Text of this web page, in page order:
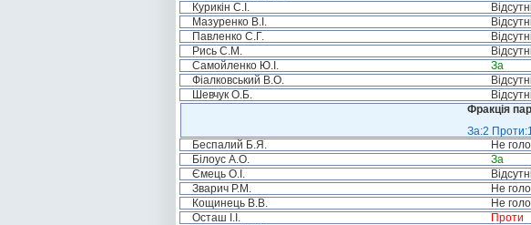
Курикін С.І.
Мазуренко В.І.
Павленко С.Г.
Рись С.М.
Самойленко Ю.І.
За
Фіалковський В.О.
Шевчук О.Б.
Фракція
За:2
Беспалий Б.Я.
Не
Білоус А.О.
За
Ємець О.І.
Зварич Р.М.
Не
Кощинець В.В.
Не
Осташ І.І.
Проти